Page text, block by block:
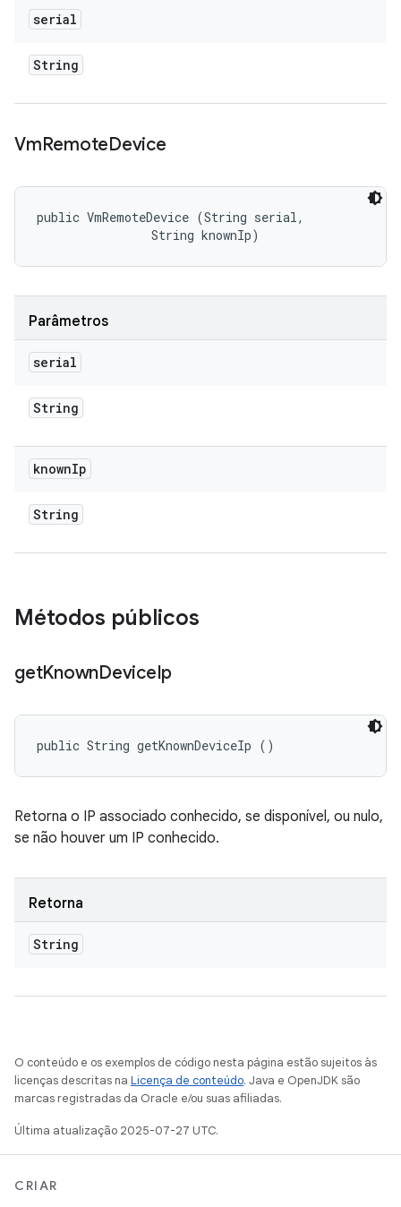
serial
String
VmRemoteDevice
public VmRemoteDevice (String serial,
                String knownIp)
Parâmetros
serial
String
knownIp
String
Métodos públicos
getKnownDeviceIp
public String getKnownDeviceIp ()
Retorna o IP associado conhecido, se disponível, ou nulo,
se não houver um IP conhecido.
Retorna
String
O conteúdo e os exemplos de código nesta página estão sujeitos às
licenças descritas na Licença de conteúdo. Java e OpenJDK são
marcas registradas da Oracle e/ou suas afiliadas.
Última atualização 2025-07-27 UTC.
CRIAR